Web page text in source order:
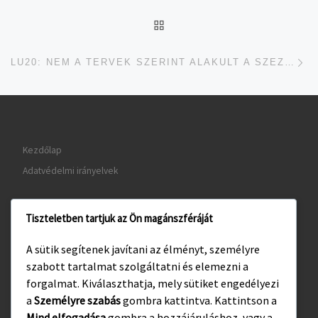
LU20: NEM A TERVEK SZERINT ALAKULT A SZEZONKEZDÉS AZ IFJÚSÁGI KÉZICSAPATNÁL
Kezdőlap
Adatvédelmi irányelvek
www.visitgyula.com
www.gyulakult.hu
Tiszteletben tartjuk az Ön magánszféráját
A sütik segítenek javítani az élményt, személyre
szabott tartalmat szolgáltatni és elemezni a
forgalmat. Kiválaszthatja, mely sütiket engedélyezi
a Személyre szabásgombra kattintva. Kattintson a